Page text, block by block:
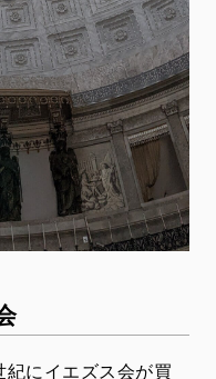
にイエズス会が買